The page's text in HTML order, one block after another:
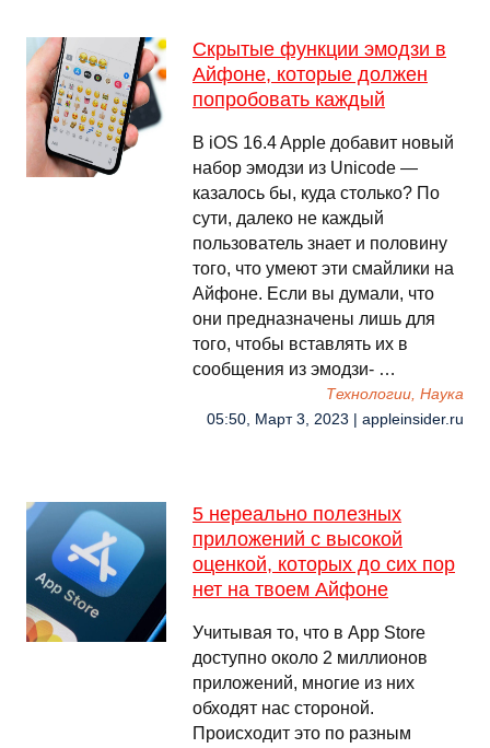
Скрытые функции эмодзи в
Айфоне, которые должен
попробовать каждый
В iOS 16.4 Apple добавит новый
набор эмодзи из Unicode —
казалось бы, куда столько? По
сути, далеко не каждый
пользователь знает и половину
того, что умеют эти смайлики на
Айфоне. Если вы думали, что
они предназначены лишь для
того, чтобы вставлять их в
сообщения из эмодзи- …
Технологии, Наука
05:50, Март 3, 2023 | appleinsider.ru
5 нереально полезных
приложений с высокой
оценкой, которых до сих пор
нет на твоем Айфоне
Учитывая то, что в App Store
доступно около 2 миллионов
приложений, многие из них
обходят нас стороной.
Происходит это по разным